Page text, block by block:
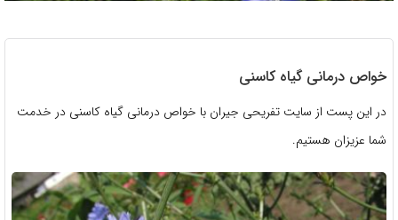
خواص درمانی گیاه کاسنی
در این پست از سایت تفریحی جیران با خواص درمانی گیاه کاسنی در خدمت
شما عزیزان هستیم.